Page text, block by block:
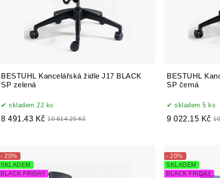
BESTUHL Kancelářská židle J17 BLACK
SP zelená
skladem 22 ks
8 491.43 Kč 10 614.29 Kč
BESTUHL
SP černá
skladem 5 ks
9 022.15 Kč
- 20%
SKLADEM
BLACK FRIDAY
- 20%
SKLADEM
BLACK FRIDAY